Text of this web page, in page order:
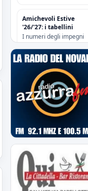
Amichevoli Estive
'26/'27: i tabellini
I numeri degli impegni
pre-season
Gli azzurri cedono (2-
1) soltanto nel finale
Amichevole al
“Sannazzari” di Chiavari
tra Entella e Novara
Risoluzione
contrattuale con
Attanasio e Camolese
Risoluzione
contrattuale con
Alberti